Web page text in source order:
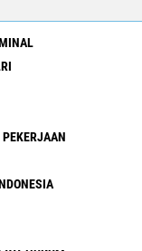
PEKERJAAN